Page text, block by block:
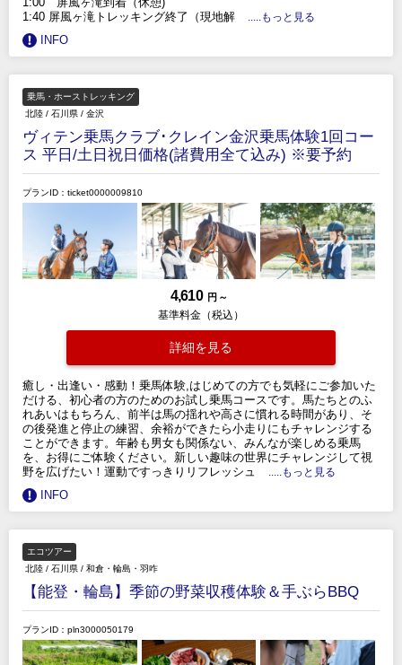
1:40 屏風ヶ滝トレッキング終了（現地解
.....もっと見る
INFO
乗馬・ホーストレッキング
北陸 / 石川県 / 金沢
ヴィテン乗馬クラブ･クレイン金沢乗馬体験1回コー
ス 平日/土日祝日価格(諸費用全て込み) ※要予約
プランID：ticket0000009810
4,610 円 ～
基準料金（税込）
詳細を見る
癒し・出逢い・感動！乗馬体験,はじめての方でも気軽にご参加いた
だける、初心者の方のためのお試し乗馬コースです。馬たちとのふ
れあいはもちろん、前半は馬の揺れや高さに慣れる時間があり、そ
の後発進と停止の練習、余裕ができたら小走りにもチャレンジする
ことができます。年齢も男女も関係ない、みんなが楽しめる乗馬
を、お得にご体験ください。新しい趣味の世界にチャレンジして視
野を広げたい！運動ですっきりリフレッシュ
.....もっと見る
INFO
エコツアー
北陸 / 石川県 / 和倉・輪島・羽咋
【能登・輪島】季節の野菜収穫体験＆手ぶらBBQ
プランID：pln3000050179